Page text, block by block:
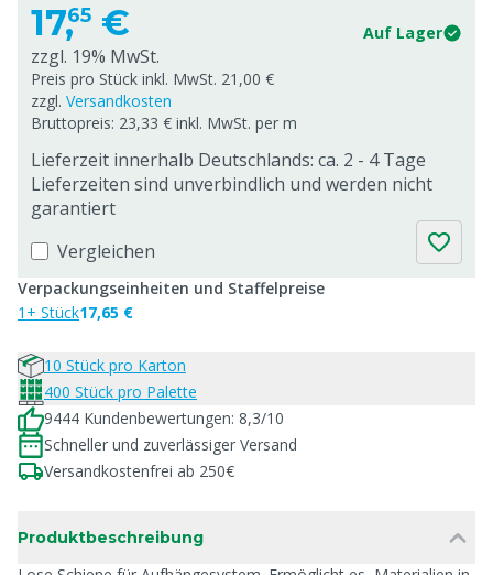
17,65 € Auf Lager
zzgl. 19% MwSt.
Preis pro Stück inkl. MwSt. 21,00 €
zzgl. Versandkosten
Bruttopreis: 23,33 € inkl. MwSt. per m
Lieferzeit innerhalb Deutschlands: ca. 2 - 4 Tage
Lieferzeiten sind unverbindlich und werden nicht
garantiert
Vergleichen
Verpackungseinheiten und Staffelpreise
1+ Stück17,65 €
10 Stück pro Karton
400 Stück pro Palette
9444 Kundenbewertungen: 8,3/10
Schneller und zuverlässiger Versand
Versandkostenfrei ab 250€
Produktbeschreibung